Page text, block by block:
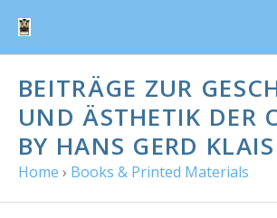
BEITRÄGE ZUR
UND ÄSTHETIK DER
BY HANS GERD KLAIS
Home › Books & Printed Materials